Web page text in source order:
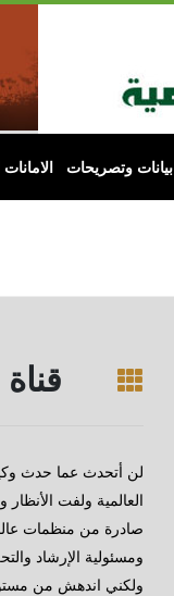
بيانات وتصريحات
لن أتحدث عما حدث
العالمية ولفت
صادرة من منظمات
ومسئولية الإرشاد
ولكني اندهش من